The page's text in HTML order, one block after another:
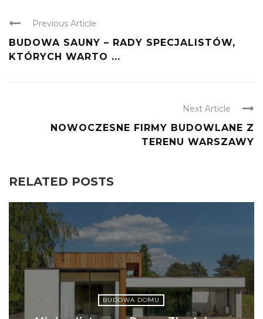
Previous Article
BUDOWA SAUNY – RADY SPECJALISTÓW,
KTÓRYCH WARTO ...
Next Article
NOWOCZESNE FIRMY BUDOWLANE Z
TERENU WARSZAWY
RELATED POSTS
BUDOWA DOMU